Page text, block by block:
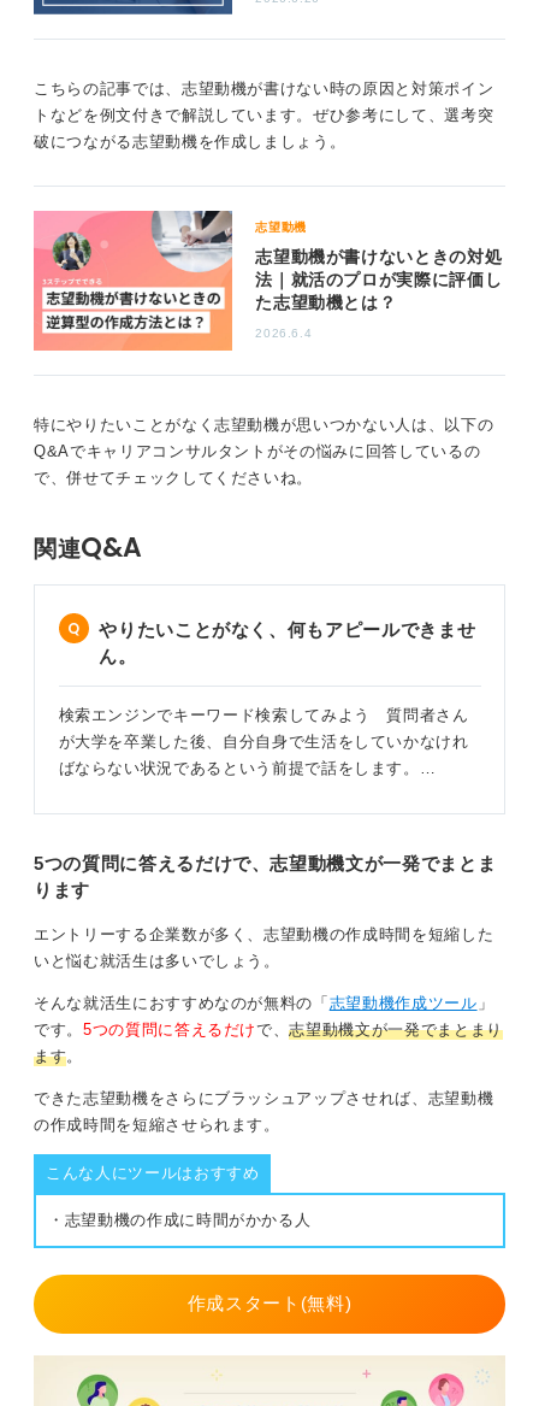
ることも大切です。
ライベートの時間を大切にしたいと考えています」とい
った形で、企業の方針と自分の価値観が一致しているこ
とをアピールすると良いでしょう。
自分の価値観と企業のニーズとのバランスを意識し
よう
最後に、自分の価値観を伝えることは大切ですが、それ
だけでなくその企業で何を成し遂げたいか、どのように
考えましょう。
自分の価値観と企業のニーズをバランス良く伝えること
で、ポジティブな印象を与えることができます。
こちらの記事では、志望動機が書けない時の原因と対策ポイン
トなどを例文付きで解説しています。ぜひ参考にして、選考突
破につながる志望動機を作成しましょう。
志望動機
志望動機が書けないときの対処
法｜就活のプロが実際に評価し
た志望動機とは？
2026.6.4
特にやりたいことがなく志望動機が思いつかない人は、以下の
Q&Aでキャリアコンサルタントがその悩みに回答しているの
で、併せてチェックしてくださいね。
関連Q&A
やりたいことがなく、何もアピールできませ
ん。
検索エンジンでキーワード検索してみよう 質問者さん
が大学を卒業した後、自分自身で生活をしていかなけれ
ばならない状況であるという前提で話をします。…
5つの質問に答えるだけで、志望動機文が一発でまとま
ります
エントリーする企業数が多く、志望動機の作成時間を短縮した
いと悩む就活生は多いでしょう。
そんな就活生におすすめなのが無料の「 志望動機作成ツール 」
です。 5つの質問に答えるだけで、志望動機文が一発でまとまり
ます。
できた志望動機をさらにブラッシュアップさせれば、志望動機
の作成時間を短縮させられます。
こんな人にツールはおすすめ
・志望動機の作成に時間がかかる人
作成スタート(無料)